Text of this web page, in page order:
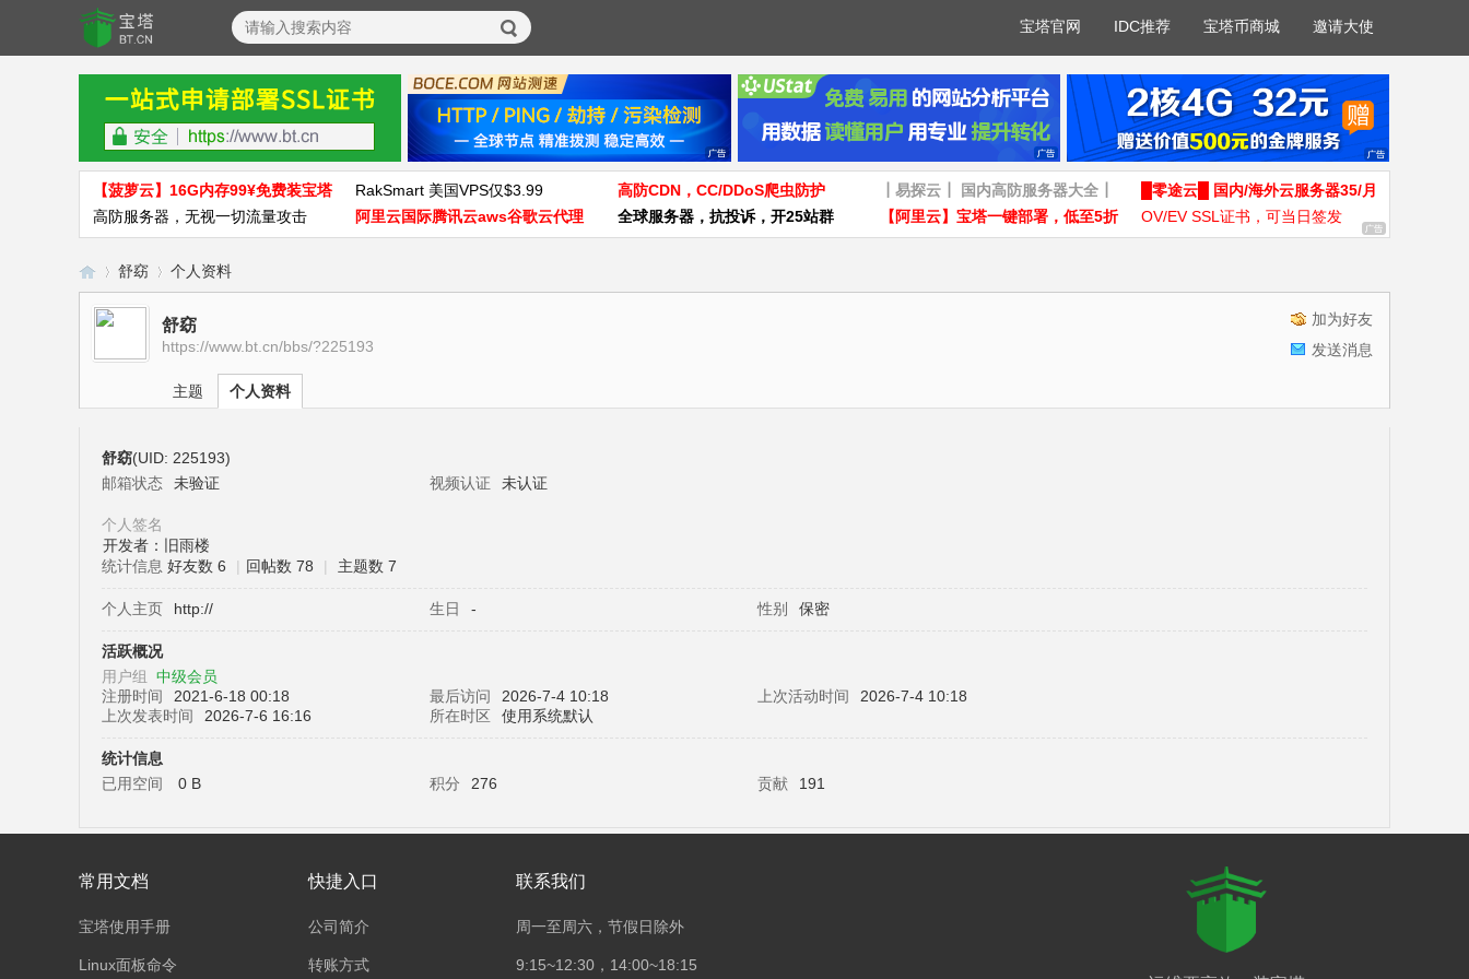
宝塔官网 IDC推荐 宝塔币商城 邀请大使
【菠萝云】16G内存99¥免费装宝塔 RakSmart 美国VPS仅$3.99 高防CDN，CC/DDoS爬虫防护 ┃易探云┃ 国内高防服务器大全┃
█零途云█ 国内/海外云服务器35/月
高防服务器，无视一切流量攻击
阿里云国际腾讯云aws谷歌云代理 全球服务器，抗投诉，开25站群 【阿里云】宝塔一键部署，低至5折 OV/EV SSL证书，可当日签发
宝›
舒窈 个人资料
加为好友
发送消息
舒窈
https://www.bt.cn/bbs/?225193
主题 个人资料
舒窈(UID: 225193)
邮箱状态
未验证 视频认证 未认证
个人签名
开发者：旧雨楼
统计信息 好友数 6 | 回帖数 78 | 主题数 7
个人主页 http:// 生日 - 性别 保密
活跃概况
用户组 中级会员
注册时间
2021-6-18 00:18 最后访问 2026-7-4 10:18 上次活动时间
2026-7-4 10:18
上次发表时间
2026-7-6 16:16 所在时区 使用系统默认
统计信息
已用空间
0 B 积分 276 贡献 191
常用文档
宝塔使用手册
Linux面板命令
快捷入口
公司简介
转账方式
联系我们
周一至周六，节假日除外
9:15~12:30，14:00~18:15